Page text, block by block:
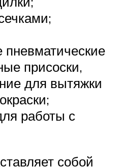
присоски,
для вытяжки
работы с
собой